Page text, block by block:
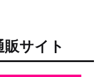
サイト